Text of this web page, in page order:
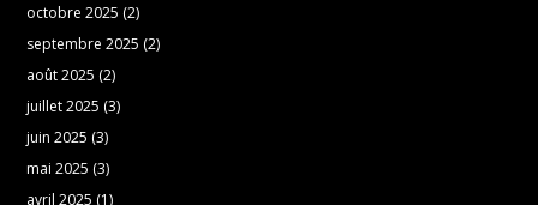
octobre 2025 (2)
septembre 2025 (2)
août 2025 (2)
juillet 2025 (3)
juin 2025 (3)
mai 2025 (3)
avril 2025 (1)